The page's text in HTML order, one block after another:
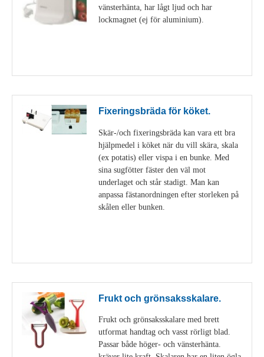
vänsterhänta, har lågt ljud och har
lockmagnet (ej för aluminium).
Fixeringsbräda för köket.
Skär-/och fixeringsbräda kan vara ett bra
hjälpmedel i köket när du vill skära, skala
(ex potatis) eller vispa i en bunke. Med
sina sugfötter fäster den väl mot
underlaget och står stadigt. Man kan
anpassa fästanordningen efter storleken på
skålen eller bunken.
Frukt och grönsaksskalare.
Frukt och grönsaksskalare med brett
utformat handtag och vasst rörligt blad.
Passar både höger- och vänsterhänta.